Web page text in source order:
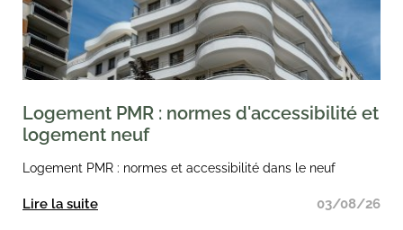
Logement PMR : normes d'accessibilité et
logement neuf
Logement PMR : normes et accessibilité dans le neuf
Lire la suite 03/08/26